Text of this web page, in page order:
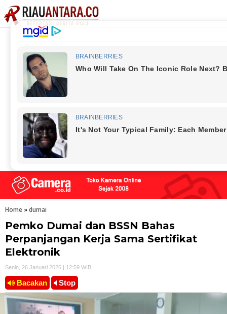
Home »dumai
Pemko Dumai dan BSSN Bahas
Perpanjangan Kerja Sama Sertifikat
Elektronik
Senin, 26 Januari 2026 | 12:59 WIB
Bacakan Stop